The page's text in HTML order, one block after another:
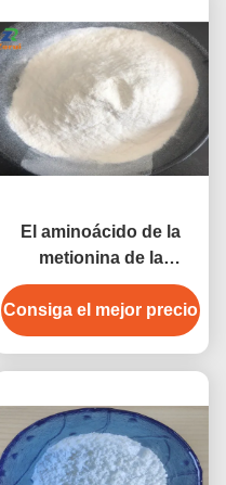
El aminoácido de la
metionina de la
metionina de DL-
Methionine/DL pulveriza
CAS 59-51-8
Consiga el mejor precio